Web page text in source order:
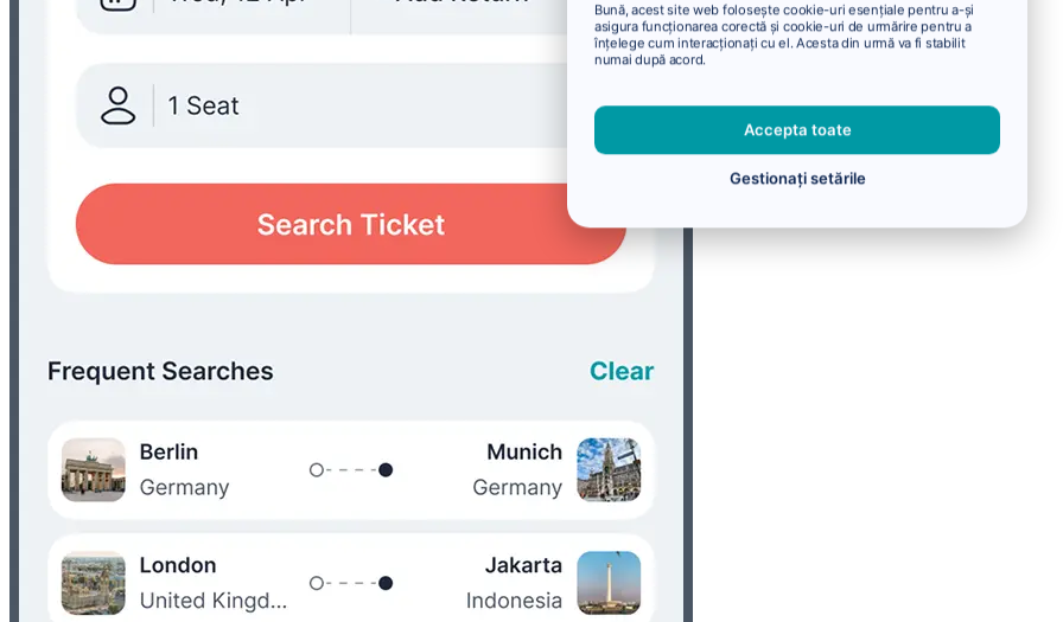
Bună, acest site web folosește cookie-uri esențiale pentru a-și
asigura funcționarea corectă și cookie-uri de urmărire pentru a
înțelege cum interacționați cu el. Acesta din urmă va fi stabilit
numai după acord.
Accepta toate
Gestionați setările